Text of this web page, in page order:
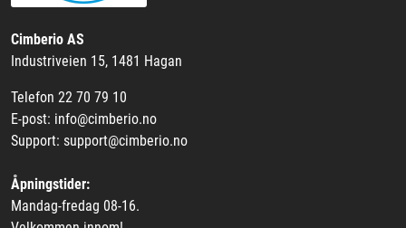
Cimberio AS
Industriveien 15, 1481 Hagan
Telefon 22 70 79 10
E-post: info@cimberio.no
Support: support@cimberio.no
Åpningstider:
Mandag-fredag 08-16.